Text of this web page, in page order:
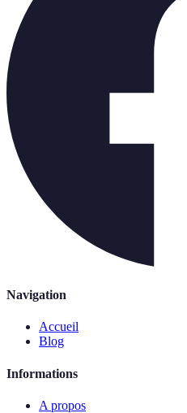
Navigation
Accueil
Blog
Informations
A propos